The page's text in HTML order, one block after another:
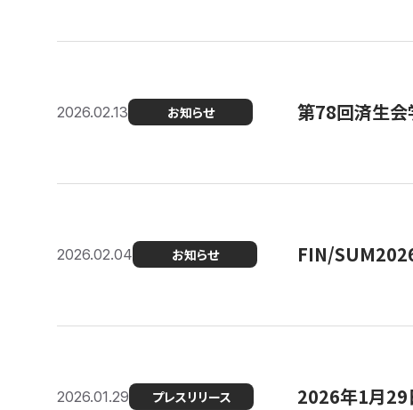
2026.02.13 お知らせ 第78回済生会
2026.02.04 お知らせ FIN/
2026.01.29 プレスリリース 2026年1月29